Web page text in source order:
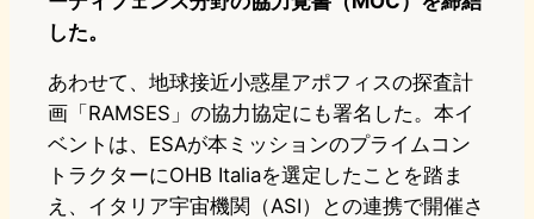
した。
あわせて、地球接近小惑星アポフィスの探査計
画「RAMSES」の協力協定にも署名した。本イ
ベントは、ESAが本ミッションのプライムコン
トラクターにOHB Italiaを選定したことを踏ま
え、イタリア宇宙機関（ASI）との連携で開催さ